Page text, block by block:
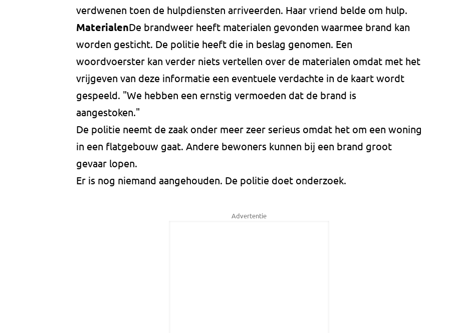
verdwenen toen de hulpdiensten arriveerden. Haar vriend belde om hulp.
MaterialenDe brandweer heeft materialen gevonden waarmee brand kan
worden gesticht. De politie heeft die in beslag genomen. Een
woordvoerster kan verder niets vertellen over de materialen omdat met het
vrijgeven van deze informatie een eventuele verdachte in de kaart wordt
gespeeld. "We hebben een ernstig vermoeden dat de brand is
aangestoken."
De politie neemt de zaak onder meer zeer serieus omdat het om een woning
in een flatgebouw gaat. Andere bewoners kunnen bij een brand groot
gevaar lopen.
Er is nog niemand aangehouden. De politie doet onderzoek.
Advertentie